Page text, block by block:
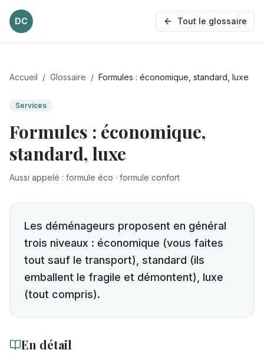
DC Tout le glossaire
Accueil / Glossaire / Formules : économique, standard, luxe
Services
Formules : économique,
standard, luxe
Aussi appelé : formule éco · formule confort
Les déménageurs proposent en général
trois niveaux : économique (vous faites
tout sauf le transport), standard (ils
emballent le fragile et démontent), luxe
(tout compris).
En détail